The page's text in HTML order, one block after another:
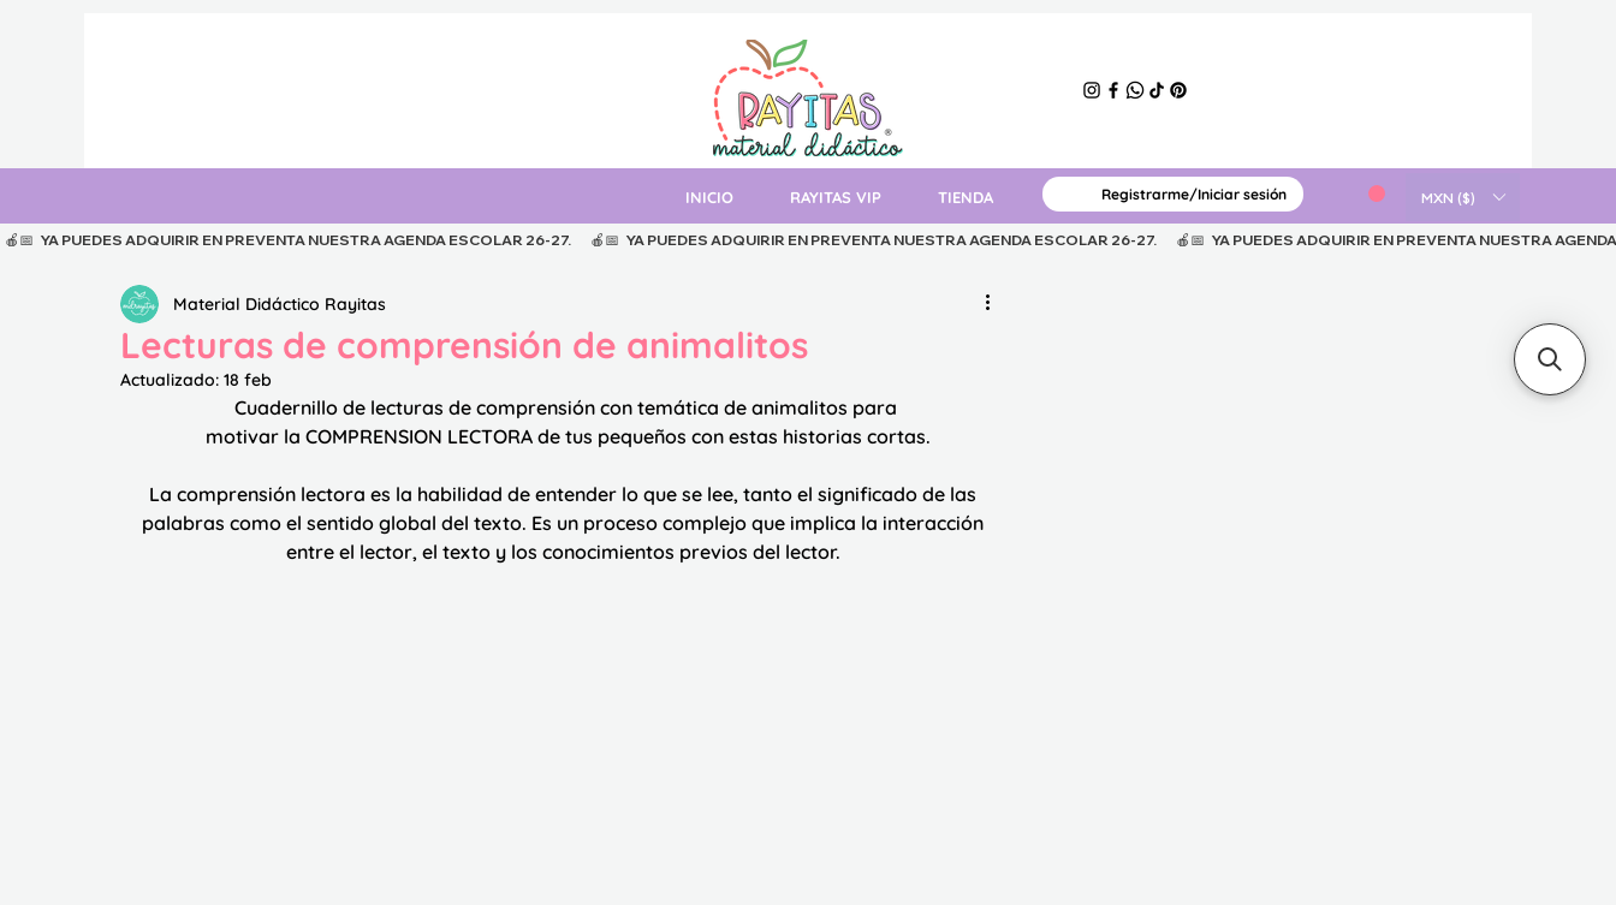
INICIO RAYITAS VIP TIENDA MATERIAL GRATUITO MXN ($)
Registrarme/Iniciar sesión
  🍎📅   YA PUEDES ADQUIRIR EN PREVENTA NUESTRA AGENDA ESCOLAR 26-27.
Lecturas de comprensión de animalitos
Material Didáctico Rayitas
Actualizado: 18 feb
Cuadernillo de lecturas de comprensión con temática de animalitos para
motivar la COMPRENSION LECTORA de tus pequeños con estas historias cortas.
La comprensión lectora es la habilidad de entender lo que se lee, tanto el significado de las
palabras como el sentido global del texto. Es un proceso complejo que implica la interacción
entre el lector, el texto y los conocimientos previos del lector.